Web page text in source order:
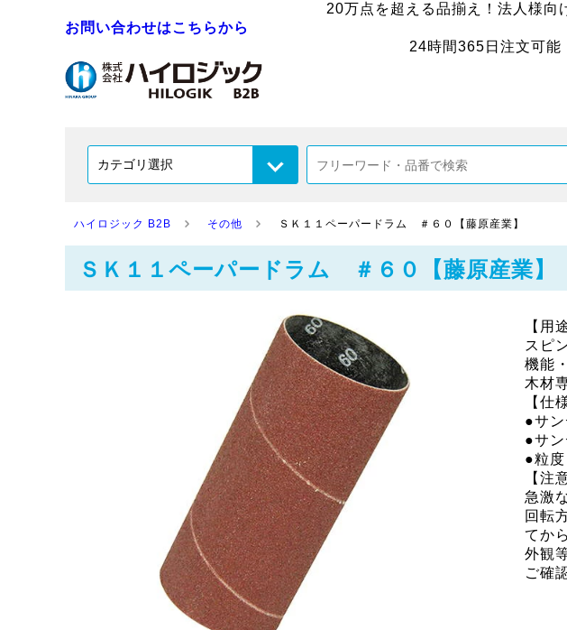
20万点を超える品揃え！法人様向
お問い合わせはこちらから
24時間365日注文可能
ハイロジック B2B その他 ＳＫ１１ペーパードラム ＃６０【藤原産業】
ＳＫ１１ペーパードラム ＃６０【藤原産業】
【用
スピ
機能
木材
【仕
●サン
●サン
●粒度
【注
急激
回転
てか
外観
ご確